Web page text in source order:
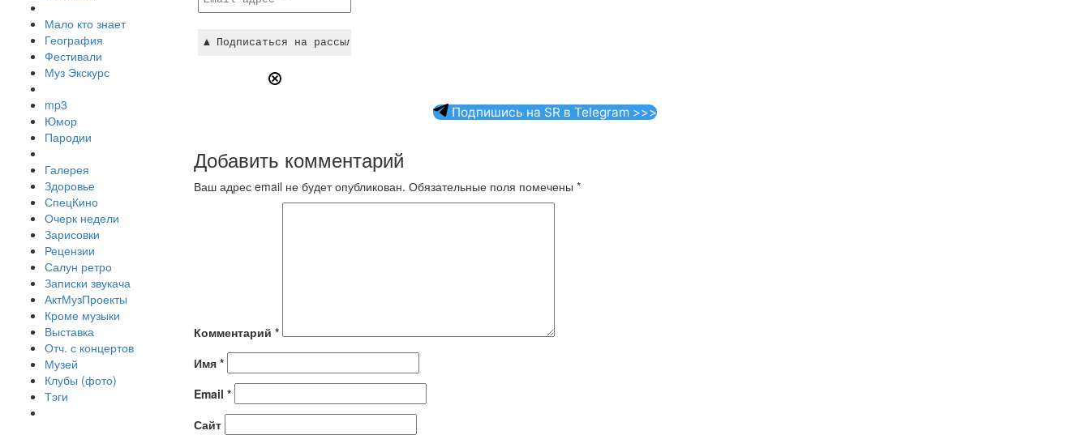
Мало кто знает
География
Фестивали
Муз Экскурс
mp3
Юмор
Пародии
Галерея
Здоровье
СпецКино
Очерк недели
Зарисовки
Рецензии
Салун ретро
Записки звукача
АктМузПроекты
Кроме музыки
Выставка
Отч. с концертов
Музей
Клубы (фото)
Тэги
Подпишись на SR в Telegram >>>
Добавить комментарий
Ваш адрес email не будет опубликован. Обязательные поля помечены *
Комментарий *
Имя *
Email *
Сайт